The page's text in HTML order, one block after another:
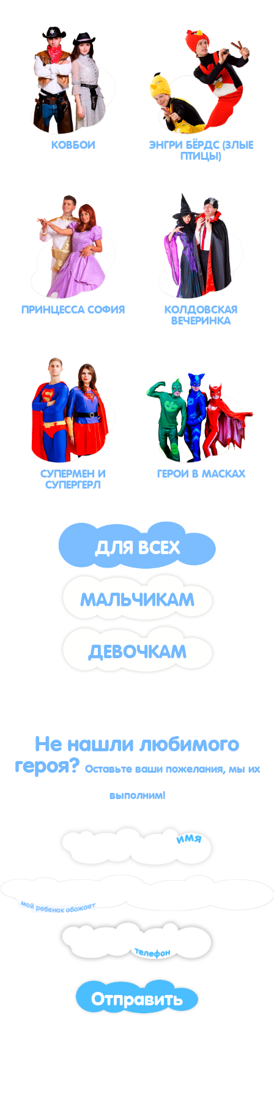
КОВБОИ ЭНГРИ БЁРДС (ЗЛЫЕ
ПТИЦЫ)
ПРИНЦЕССА СОФИЯ КОЛДОВСКАЯ
ВЕЧЕРИНКА
СУПЕРМЕН И
СУПЕРГЕРЛ ГЕРОИ В МАСКАХ
ДЛЯ ВСЕХ
МАЛЬЧИКАМ
ДЕВОЧКАМ
Не нашли любимого
героя?Оставьте ваши пожелания, мы их
выполним!
Отправить